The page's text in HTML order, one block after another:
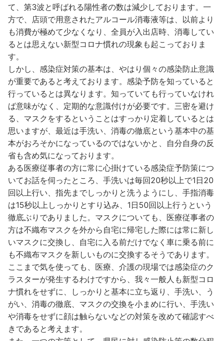
て、第3波と呼ばれる陽性者の数は減少しております。一
方で、店頭で用意されたアルコール消毒液等は、以前より
も消費が極めて少なくなり、全員が入出店時、消毒してい
るとは思えない新型コロナ慣れの現象も起こっておりま
す。
しかし、感染症対策の基本は、やはり個々の感染防止意識
が重要であると考えております。感染予防を知っていると
行っているとは異なります。知っていても行っていなけれ
ば意味がなく、定期的な意識付けが必要です。三密を避け
る、マスクをするということはすっかり定着しているとは
思いますが、最近は手洗い、消毒の徹底という基本中の基
本がおろそかになっているのではないかと、自分自身の反
省も含め気になっております。
ある医療従事者の方に常に心掛けている感染症予防策につ
いてお話を伺ったところ、手洗いは毎回20秒以上で1日20
回以上行い、指先までしっかりと洗うようにし、手指消毒
は15秒以上しっかりとすり込み、1日50回以上行うという
徹底ぶりでありました。マスクについても、医療従事者の
方は不織布マスクを外から自宅に帰宅した際には常に新し
いマスクに交換し、自宅に入る前だけでなく車に乗る前に
も不織布マスクを新しいものに交換するそうであります。
ここまで気を使っても、医療、介護の現場では感染症のク
ラスターが発生するわけですから、我々一般人も新型コロ
ナ慣れをせずに、しっかりと基本に立ち返り、手洗い、う
がい、消毒の徹底、マスクの交換を小まめに行い、手洗い
や消毒をせずに顔は触らないなどの対策を改めて確認すべ
きであると考えます。